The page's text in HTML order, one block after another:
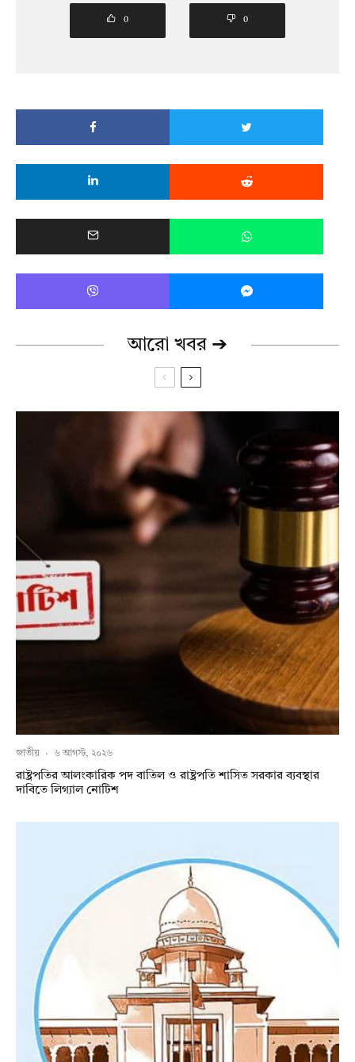
0 0
আরো খবর ➔
জাতীয় · ৬ আগস্ট, ২০২৬
রাষ্ট্রপতির আলংকারিক পদ বাতিল ও রাষ্ট্রপতি শাসিত সরকার ব্যবস্থার
দাবিতে লিগ্যাল নোটিশ